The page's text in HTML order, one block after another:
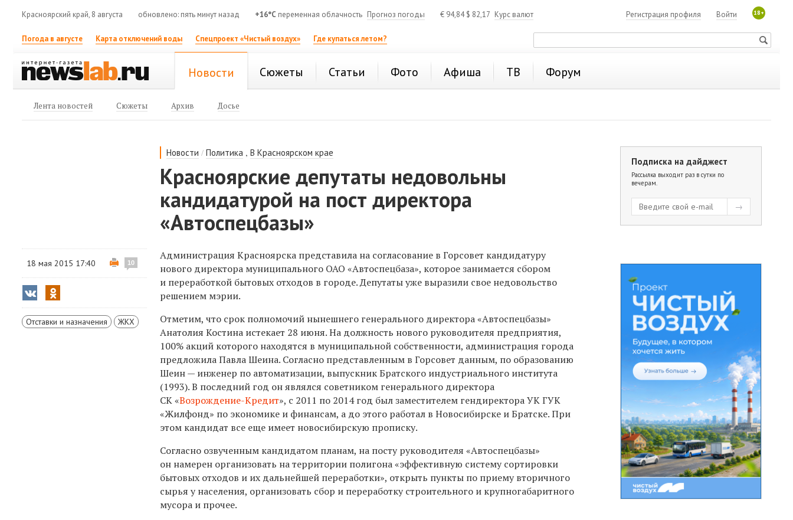
Красноярский край, 8 августа обновлено: пять минут назад +16°C переменная облачность Прогноз погоды € 94,84$ 82,17 Курс валют 18+
Войти
Регистрация профиля
Погода в августе Карта отключений воды Спецпроект «Чистый воздух» Где купаться летом?
Новости Сюжеты Статьи Фото Афиша ТВ Форум
Лента новостей Сюжеты Архив Досье
Новости /Политика ,В Красноярском крае
Красноярские депутаты недовольны
кандидатурой на пост директора
«Автоспецбазы»
18 мая 2015 17:40 10
Отставки и назначения ЖКХ
Администрация Красноярска представила на согласование в Горсовет кандидатуру
нового директора муниципального ОАО «Автоспецбаза», которое занимается сбором
и переработкой бытовых отходов в городе. Депутаты уже выразили свое недовольство
решением мэрии.
Отметим, что срок полномочий нынешнего генерального директора «Автоспецбазы»
Анатолия Костина истекает 28 июня. На должность нового руководителя предприятия,
100% акций которого находятся в муниципальной собственности, администрация города
предложила Павла Шеина. Согласно представленным в Горсовет данным, по образованию
Шеин — инженер по автоматизации, выпускник Братского индустриального института
(1993). В последний год он являлся советником генерального директора
СК «Возрождение-Кредит», с 2011 по 2014 год был заместителем гендиректора УК ГУК
«Жилфонд» по экономике и финансам, а до этого работал в Новосибирске и Братске. При
этом кандидат все еще имеет новосибирскую прописку.
Согласно озвученным кандидатом планам, на посту руководителя «Автоспецбазы»
он намерен организовать на территории полигона «эффективную систему сортировки
бытовых отходов и их дальнейшей переработки», открыть пункты по приему вторичного
сырья у населения, организовать сбор и переработку строительного и крупногабаритного
мусора и прочее.
Подписка на дайджест
Рассылка выходит раз в сутки по
вечерам.